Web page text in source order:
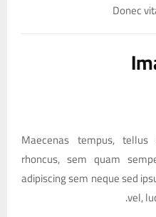
Donec
Maecenas tempus,
rhoncus, sem quam
adipiscing sem neque sed
vel,